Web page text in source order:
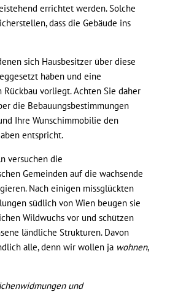
errichtet werden. Solche
dass die Gebäude ins
sich Hausbesitzer über diese
haben und eine
vorliegt. Achten Sie daher
die Bebauungsbestimmungen
Ihre Wunschimmobilie den
entspricht.
versuchen die
Gemeinden auf die wachsende
Nach einigen missglückten
südlich von Wien beugen sie
Wildwuchs vor und schützen
ländliche Strukturen. Davon
alle, denn wir wollen ja wohnen,
und